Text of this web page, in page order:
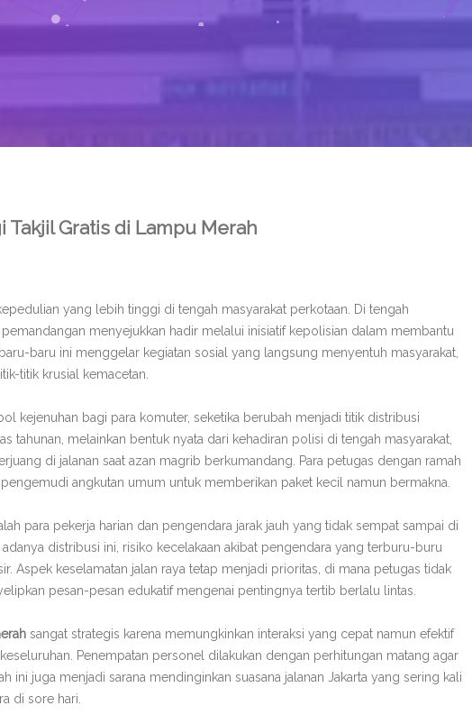
Takjil Gratis di Lampu Merah
yang lebih tinggi di tengah masyarakat perkotaan. Di tengah
menyejukkan hadir melalui inisiatif kepolisian dalam membantu
baru-baru ini menggelar kegiatan sosial yang langsung menyentuh masyarakat,
titik krusial kemacetan.
kejenuhan bagi para komuter, seketika berubah menjadi titik distribusi
tahunan, melainkan bentuk nyata dari kehadiran polisi di tengah masyarakat,
di jalanan saat azan magrib berkumandang. Para petugas dengan ramah
angkutan umum untuk memberikan paket kecil namun bermakna.
para pekerja harian dan pengendara jarak jauh yang tidak sempat sampai di
distribusi ini, risiko kecelakaan akibat pengendara yang terburu-buru
Aspek keselamatan jalan raya tetap menjadi prioritas, di mana petugas tidak
pesan-pesan edukatif mengenai pentingnya tertib berlalu lintas.
sangat strategis karena memungkinkan interaksi yang cepat namun efektif
Penempatan personel dilakukan dengan perhitungan matang agar
ini juga menjadi sarana mendinginkan suasana jalanan Jakarta yang sering kali
di sore hari.